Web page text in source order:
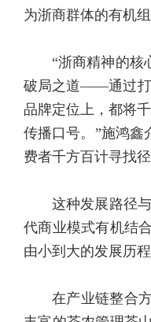
为浙商群体的有机
“浙商精神的核
破局之道——通过打
品牌定位上，都将
传播口号。”施鸿鑫
费者千方百计寻找
这种发展路径
代商业模式有机结
由小到大的发展历
在产业链整合